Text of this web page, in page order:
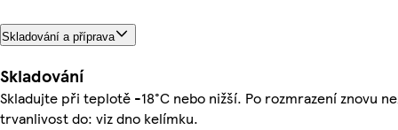
Skladování a příprava
Skladování
Skladujte při teplotě -18°C nebo nižší. Po rozmrazení znovu
trvanlivost do: viz dno kelímku.